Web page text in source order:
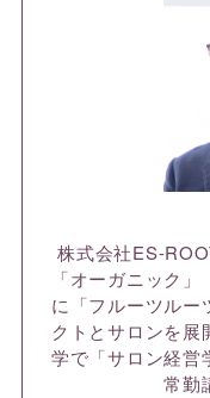
株式会社ES-
「オーガニック
に「フルーツルー
クトとサロンを展
学で「サロン経営
常勤